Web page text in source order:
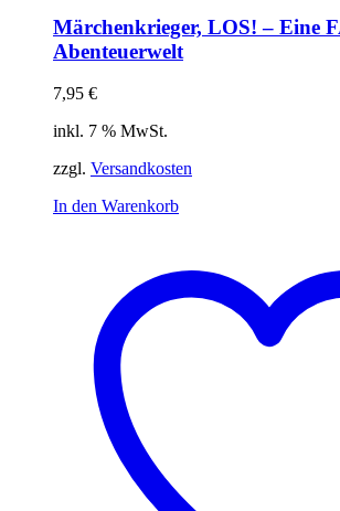
Märchenkrieger, LOS! – Eine
Abenteuerwelt
7,95 €
inkl. 7 % MwSt.
zzgl. Versandkosten
In den Warenkorb